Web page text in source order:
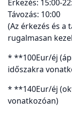
Érkezés: 15:00-
Távozás: 10:00
(Az érkezés és
rugalmasan
* **100Eur/éj
időszakra
* **140Eur/éj
vonatkozóan)